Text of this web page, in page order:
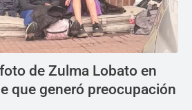
de Zulma Lobato en
que generó preocupación